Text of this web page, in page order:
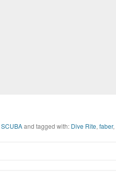
SCUBAand tagged with: Dive Rite, faber,